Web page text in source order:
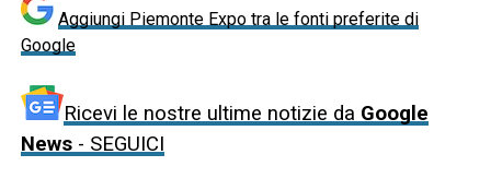
Aggiungi Piemonte Expo tra le fonti preferite di
Google
Ricevi le nostre ultime notizie da Google
News- SEGUICI